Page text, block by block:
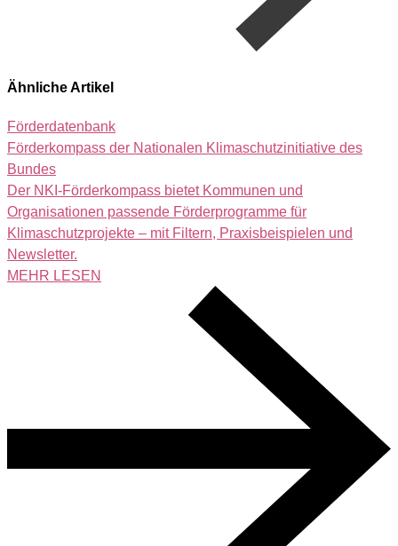
Ähnliche Artikel
Förderdatenbank
Förderkompass der Nationalen Klimaschutzinitiative des
Bundes
Der NKI-Förderkompass bietet Kommunen und
Organisationen passende Förderprogramme für
Klimaschutzprojekte – mit Filtern, Praxisbeispielen und
Newsletter.
MEHR LESEN